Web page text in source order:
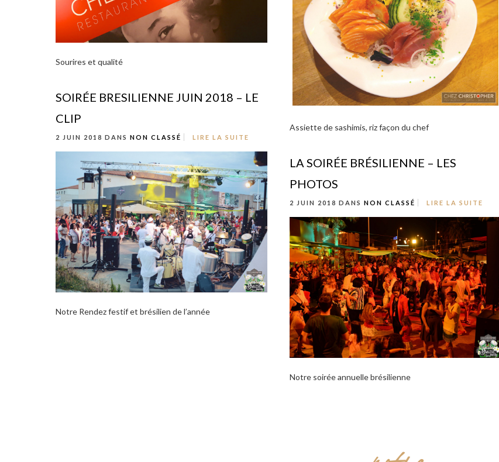
Sourires et qualité
Assiette de sashimis, riz façon du chef
SOIRÉE BRESILIENNE JUIN 2018 – LE
CLIP
2 JUIN 2018 DANS NON CLASSÉ LIRE LA SUITE
Notre Rendez festif et brésilien de l’année
LA SOIRÉE BRÉSILIENNE – LES
PHOTOS
2 JUIN 2018 DANS NON CLASSÉ LIRE LA SUITE
Notre soirée annuelle brésilienne